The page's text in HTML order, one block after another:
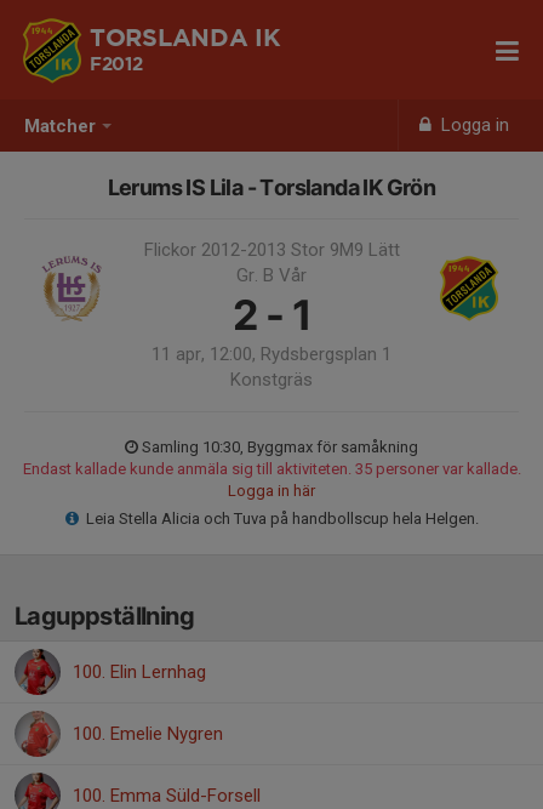
Matcher Logga in
TORSLANDA IK
F2012
Lerums IS Lila - Torslanda IK Grön
Flickor 2012-2013 Stor 9M9 Lätt
Gr. B Vår
2 - 1
11 apr, 12:00, Rydsbergsplan 1
Konstgräs
Samling 10:30, Byggmax för samåkning
Endast kallade kunde anmäla sig till aktiviteten. 35 personer var kallade.
Logga in här
Leia Stella Alicia och Tuva på handbollscup hela Helgen.
Laguppställning
100. Elin Lernhag
100. Emelie Nygren
100. Emma Süld-Forsell